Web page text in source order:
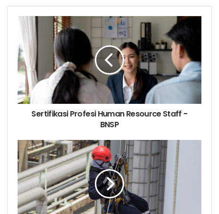
sertifikasi kompetensi yang kredibel. Di berbagai
negara, pemerintahnya ada juga yang menghendaki
bahwa tenaga kerja yang ingin bekerja harus
memiliki sertifikasi kompetensi yang diterbitkan oleh
lembaga otoritas yang diakui sah. Kompetensi kerja
adalah spesifikasi dari sikap pengetahuan dan
keterampilan atau keahlian serta penerapannya
secara efektif dalam pekerjaan sesuai dengan
standard kerja yang dipersyaratkan.
Sertifikasi Kompetensi adalah proses pemberian
sistematis dan obyektif melalui Uji Kompetensi yang
mengacu pada standar kompetensi kerja baik yang
bersifat nasional maupun internasional. Dengan
memiliki Sertifikasi Kompetensi Human Resources
(HR) maka seseorang akan mendapatkan bukti
pengakuan tertulis atas kompetensi yang
Sertifikasi Profesi Human Resource Staff -
BNSP